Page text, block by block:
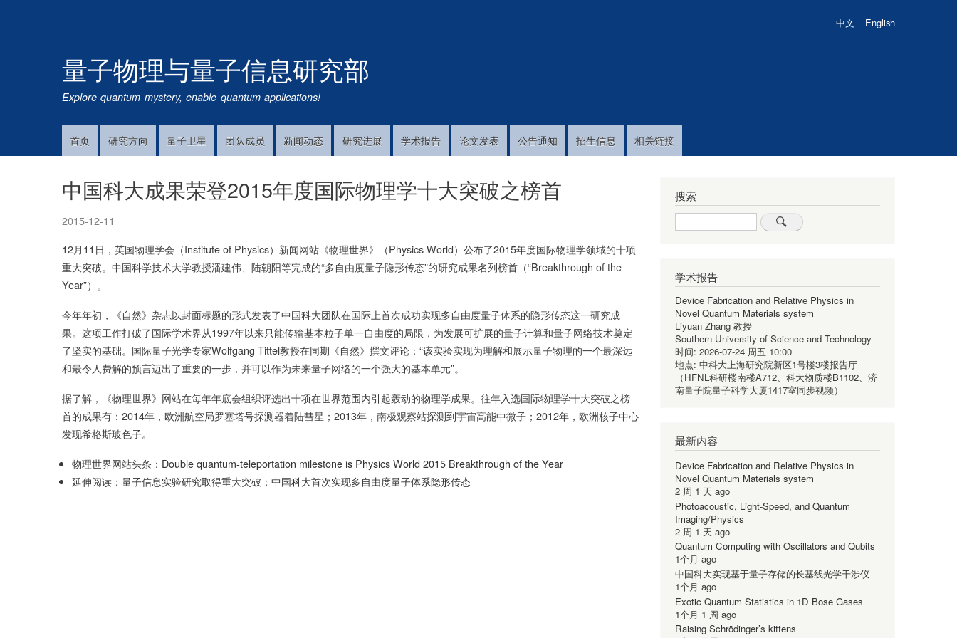
中文 English
量子物理与量子信息研究部
Explore quantum mystery, enable quantum applications!
Main首页 研究方向 量子卫星 团队成员 新闻动态 研究进展 学术报告 论文发表 公告通知 招生信息 相关链接
中国科大成果荣登2015年度国际物理学十大突破之榜首
2015-12-11
12月11日，英国物理学会（Institute of Physics）新闻网站《物理世界》（Physics World）公布了2015年度国际物理学领域的十项
重大突破。中国科学技术大学教授潘建伟、陆朝阳等完成的“多自由度量子隐形传态”的研究成果名列榜首（“Breakthrough of the
Year”）。
今年年初，《自然》杂志以封面标题的形式发表了中国科大团队在国际上首次成功实现多自由度量子体系的隐形传态这一研究成
果。这项工作打破了国际学术界从1997年以来只能传输基本粒子单一自由度的局限，为发展可扩展的量子计算和量子网络技术奠定
了坚实的基础。国际量子光学专家Wolfgang Tittel教授在同期《自然》撰文评论：“该实验实现为理解和展示量子物理的一个最深远
和最令人费解的预言迈出了重要的一步，并可以作为未来量子网络的一个强大的基本单元”。
据了解，《物理世界》网站在每年年底会组织评选出十项在世界范围内引起轰动的物理学成果。往年入选国际物理学十大突破之榜
首的成果有：2014年，欧洲航空局罗塞塔号探测器着陆彗星；2013年，南极观察站探测到宇宙高能中微子；2012年，欧洲核子中心
发现希格斯玻色子。
物理世界网站头条： Double quantum-teleportation milestone is Physics World 2015 Breakthrough of the Year
延伸阅读：量子信息实验研究取得重大突破：中国科大首次实现多自由度量子体系隐形传态
搜索
Search
学术报告
Device Fabrication and Relative Physics in
Novel Quantum Materials system
Liyuan Zhang 教授
Southern University of Science and Technology
时间: 2026-07-24 周五 10:00
地点: 中科大上海研究院新区1号楼3楼报告厅
（HFNL科研楼南楼A712、科大物质楼B1102、济
南量子院量子科学大厦1417室同步视频）
最新内容
Device Fabrication and Relative Physics in
Novel Quantum Materials system
2 周 1 天 ago
Photoacoustic, Light-Speed, and Quantum
Imaging/Physics
2 周 1 天 ago
Quantum Computing with Oscillators and Qubits
1个月 ago
中国科大实现基于量子存储的长基线光学干涉仪
1个月 ago
Exotic Quantum Statistics in 1D Bose Gases
1个月 1 周 ago
Raising Schrödinger’s kittens